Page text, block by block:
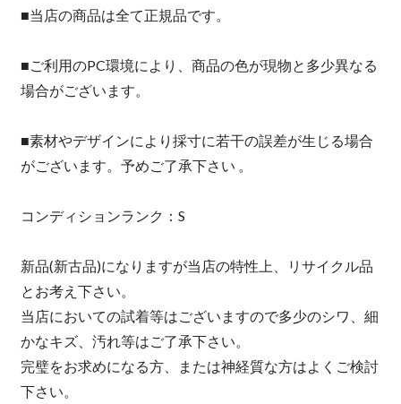
■当店の商品は全て正規品です。
■ご利用のPC環境により、商品の色が現物と多少異なる
場合がございます。
■素材やデザインにより採寸に若干の誤差が生じる場合
がございます。予めご了承下さい 。
コンディションランク：S
新品(新古品)になりますが当店の特性上、リサイクル品
とお考え下さい。
当店においての試着等はございますので多少のシワ、細
かなキズ、汚れ等はご了承下さい。
完璧をお求めになる方、または神経質な方はよくご検討
下さい。